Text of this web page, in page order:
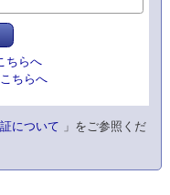
ちらへ
こちらへ
について 」をご参照くだ